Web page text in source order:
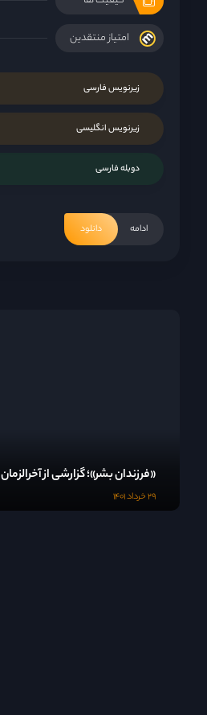
امتیاز منتقدین
زیرنویس فارسی
زیرنویس انگلیسی
دوبله فارسی
ادامه دانلود
«فرزندان بشر»؛ گزارشی از آخرالزمان
۲۹ خرداد ۱۴۰۱